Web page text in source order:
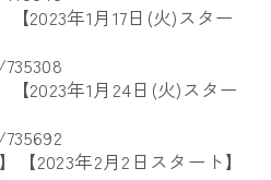
2023年1月17日(火)スター
735308
2023年1月24日(火)スター
735692
2023年2月2日スタート】